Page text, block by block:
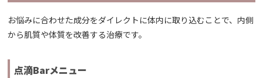
お悩みに合わせた成分をダイレクトに体内に取り込むことで、内側
から肌質や体質を改善する治療です。
点滴Barメニュー